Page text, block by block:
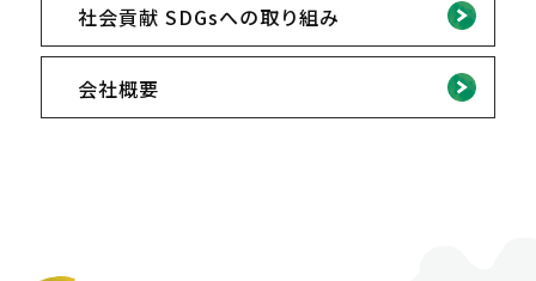
社会貢献 SDGsへの取り組み
会社概要